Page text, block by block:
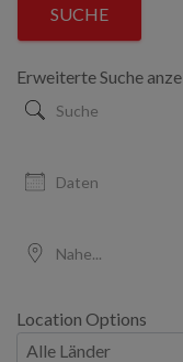
View
Type
SUCHE
Erweiterte Suche
Suche
Daten
Nahe...
Location Options
Land